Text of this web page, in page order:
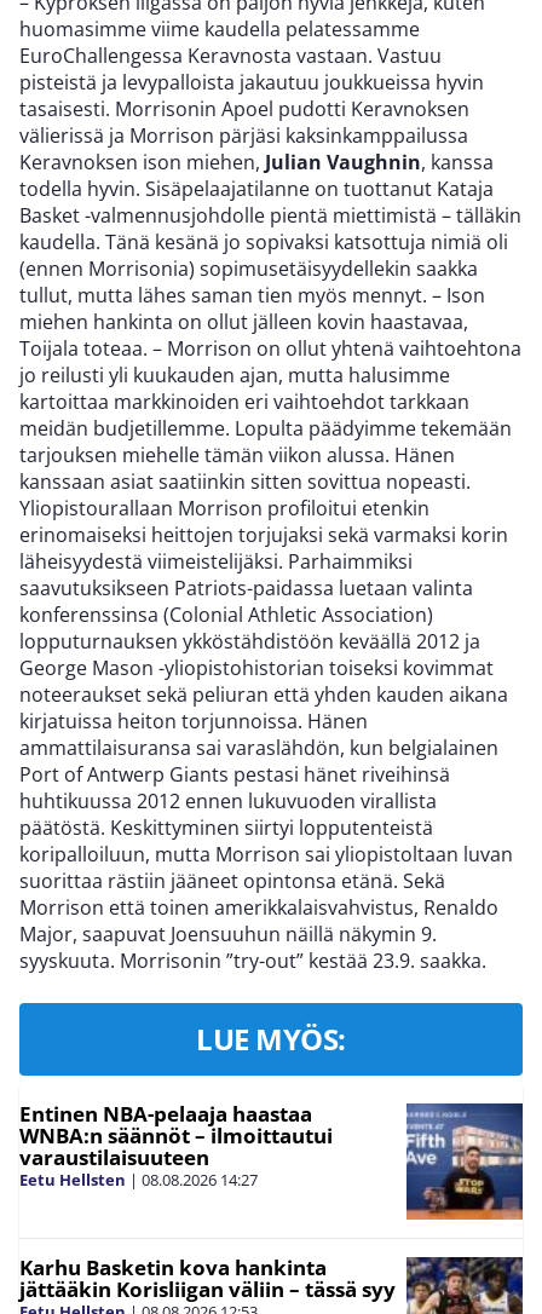
huomasimme viime kaudella pelatessamme
EuroChallengessa Keravnosta vastaan. Vastuu
pisteistä ja levypalloista jakautuu joukkueissa hyvin
tasaisesti. Morrisonin Apoel pudotti Keravnoksen
välierissä ja Morrison pärjäsi kaksinkamppailussa
Keravnoksen ison miehen, Julian Vaughnin, kanssa
todella hyvin. Sisäpelaajatilanne on tuottanut Kataja
Basket -valmennusjohdolle pientä miettimistä – tälläkin
kaudella. Tänä kesänä jo sopivaksi katsottuja nimiä oli
(ennen Morrisonia) sopimusetäisyydellekin saakka
tullut, mutta lähes saman tien myös mennyt. – Ison
miehen hankinta on ollut jälleen kovin haastavaa,
Toijala toteaa. – Morrison on ollut yhtenä vaihtoehtona
jo reilusti yli kuukauden ajan, mutta halusimme
kartoittaa markkinoiden eri vaihtoehdot tarkkaan
meidän budjetillemme. Lopulta päädyimme tekemään
tarjouksen miehelle tämän viikon alussa. Hänen
kanssaan asiat saatiinkin sitten sovittua nopeasti.
Yliopistourallaan Morrison profiloitui etenkin
erinomaiseksi heittojen torjujaksi sekä varmaksi korin
läheisyydestä viimeistelijäksi. Parhaimmiksi
saavutuksikseen Patriots-paidassa luetaan valinta
konferenssinsa (Colonial Athletic Association)
lopputurnauksen ykköstähdistöön keväällä 2012 ja
George Mason -yliopistohistorian toiseksi kovimmat
noteeraukset sekä peliuran että yhden kauden aikana
kirjatuissa heiton torjunnoissa. Hänen
ammattilaisuransa sai varaslähdön, kun belgialainen
Port of Antwerp Giants pestasi hänet riveihinsä
huhtikuussa 2012 ennen lukuvuoden virallista
päätöstä. Keskittyminen siirtyi lopputenteistä
koripalloiluun, mutta Morrison sai yliopistoltaan luvan
suorittaa rästiin jääneet opintonsa etänä. Sekä
Morrison että toinen amerikkalaisvahvistus, Renaldo
Major, saapuvat Joensuuhun näillä näkymin 9.
syyskuuta. Morrisonin ”try-out” kestää 23.9. saakka.
LUE MYÖS:
Entinen NBA-pelaaja haastaa
WNBA:n säännöt – ilmoittautui
varaustilaisuuteen
Eetu Hellsten | 08.08.2026 14:27
Karhu Basketin kova hankinta
jättääkin Korisliigan väliin – tässä syy